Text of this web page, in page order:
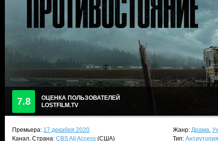
7.8
ОЦЕНКА ПОЛЬЗОВАТЕЛЕЙ
LOSTFILM.TV
Премьера: 17 декабря 2020
Канал, Страна: CBS All Access (США)
Жанр: Драма,
Тип: Антиутопия